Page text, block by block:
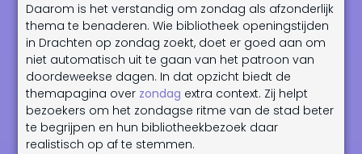
Daarom is het verstandig om zondag als afzonderlijk
thema te benaderen. Wie bibliotheek openingstijden
in Drachten op zondag zoekt, doet er goed aan om
niet automatisch uit te gaan van het patroon van
doordeweekse dagen. In dat opzicht biedt de
themapagina over zondag extra context. Zij helpt
bezoekers om het zondagse ritme van de stad beter
te begrijpen en hun bibliotheekbezoek daar
realistisch op af te stemmen.